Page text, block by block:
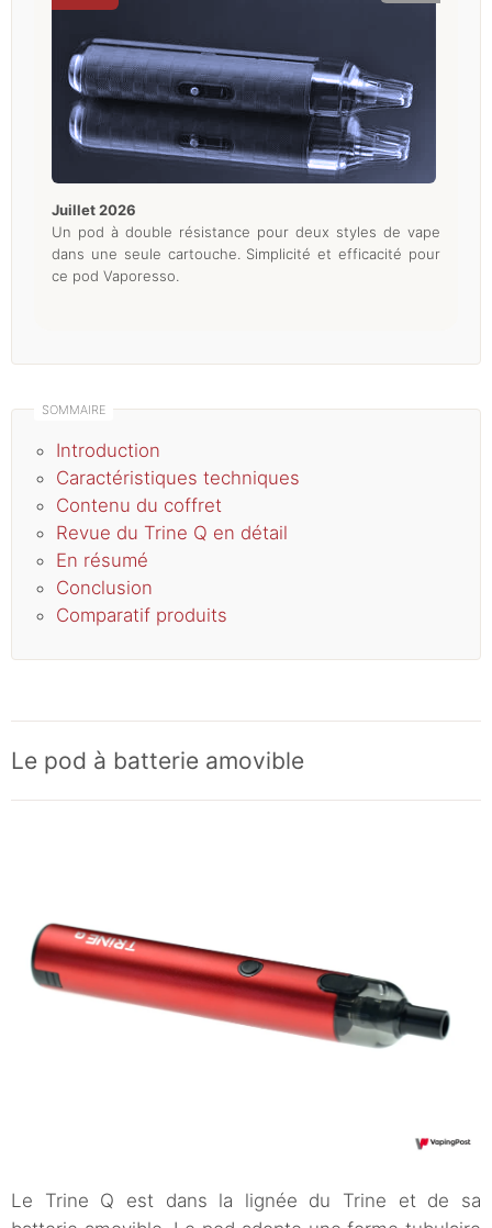
juillet 2026
Un pod à double résistance pour deux styles de vape
dans une seule cartouche. Simplicité et efficacité pour
ce pod Vaporesso.
Introduction
Caractéristiques techniques
Contenu du coffret
Revue du Trine Q en détail
En résumé
Conclusion
Comparatif produits
Le pod à batterie amovible
Le Trine Q est dans la lignée du Trine et de sa